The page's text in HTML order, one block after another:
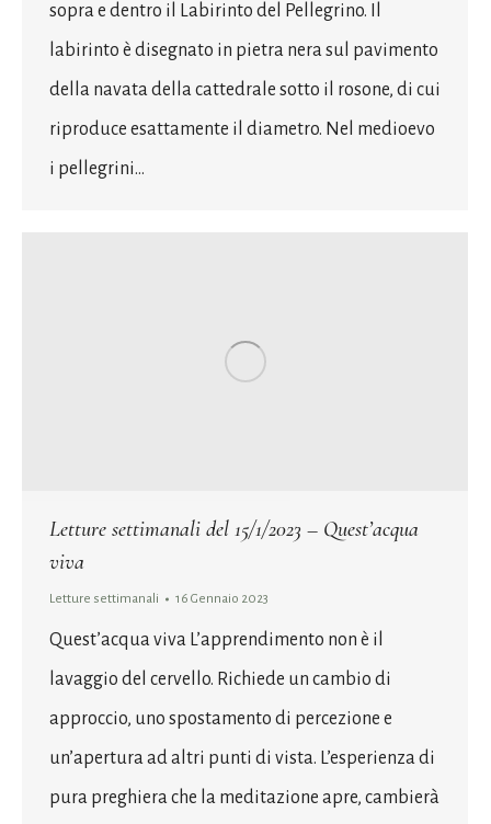
sopra e dentro il Labirinto del Pellegrino. Il
labirinto è disegnato in pietra nera sul pavimento
della navata della cattedrale sotto il rosone, di cui
riproduce esattamente il diametro. Nel medioevo
i pellegrini…
Letture settimanali del 15/1/2023 – Quest’acqua
viva
Letture settimanali 16 Gennaio 2023
Quest’acqua viva L’apprendimento non è il
lavaggio del cervello. Richiede un cambio di
approccio, uno spostamento di percezione e
un’apertura ad altri punti di vista. L’esperienza di
pura preghiera che la meditazione apre, cambierà